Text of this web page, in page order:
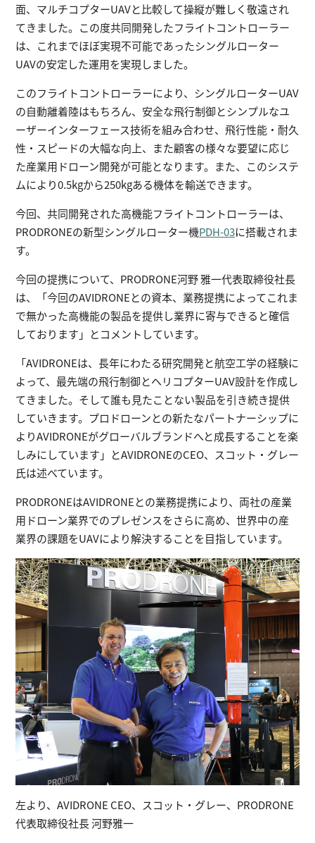
面、マルチコプターUAVと比較して操縦が難しく敬遠され
てきました。この度共同開発したフライトコントローラー
は、これまでほぼ実現不可能であったシングルローター
UAVの安定した運用を実現しました。
このフライトコントローラーにより、シングルローターUAV
の自動離着陸はもちろん、安全な飛行制御とシンプルなユ
ーザーインターフェース技術を組み合わせ、飛行性能・耐久
性・スピードの大幅な向上、また顧客の様々な要望に応じ
た産業用ドローン開発が可能となります。また、このシステ
ムにより0.5kgから250kgある機体を輸送できます。
今回、共同開発された高機能フライトコントローラーは、
PRODRONEの新型シングルローター機PDH-03に搭載されま
す。
今回の提携について、PRODRONE河野 雅一代表取締役社長
は、「今回のAVIDRONEとの資本、業務提携によってこれま
で無かった高機能の製品を提供し業界に寄与できると確信
しております」とコメントしています。
「AVIDRONEは、長年にわたる研究開発と航空工学の経験に
よって、最先端の飛行制御とヘリコプターUAV設計を作成し
てきました。そして誰も見たことない製品を引き続き提供
していきます。プロドローンとの新たなパートナーシップに
よりAVIDRONEがグローバルブランドへと成長することを楽
しみにしています」とAVIDRONEのCEO、スコット・グレー
氏は述べています。
PRODRONEはAVIDRONEとの業務提携により、両社の産業
用ドローン業界でのプレゼンスをさらに高め、世界中の産
業界の課題をUAVにより解決することを目指しています。
左より、AVIDRONE CEO、スコット・グレー、PRODRONE
代表取締役社長 河野雅一